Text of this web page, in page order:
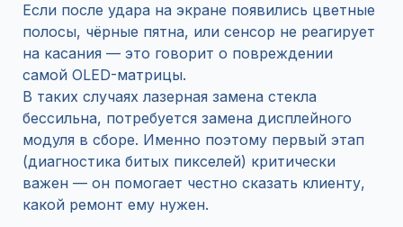
Если после удара на экране появились цветные
полосы, чёрные пятна, или сенсор не реагирует
на касания — это говорит о повреждении
самой OLED-матрицы.
В таких случаях лазерная замена стекла
бессильна, потребуется замена дисплейного
модуля в сборе. Именно поэтому первый этап
(диагностика битых пикселей) критически
важен — он помогает честно сказать клиенту,
какой ремонт ему нужен.